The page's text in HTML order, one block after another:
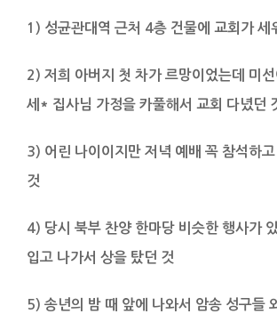
1) 성균관대역 근처 4층 건물에 교회가 세
2) 저희 아버지 첫 차가 르망이었는데 미
세* 집사님 가정을 카풀해서 교회 다녔던
3) 어린 나이이지만 저녁 예배 꼭 참석하
것
4) 당시 북부 찬양 한마당 비슷한 행사가
입고 나가서 상을 탔던 것
5) 송년의 밤 때 앞에 나와서 암송 성구들